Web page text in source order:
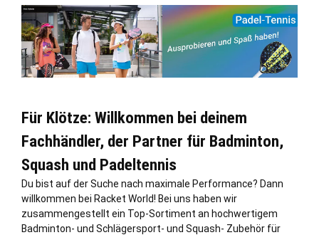
Für Klötze: Willkommen bei deinem
Fachhändler, der Partner für Badminton,
Squash und Padeltennis
Du bist auf der Suche nach maximale Performance? Dann
willkommen bei Racket World! Bei uns haben wir
zusammengestellt ein Top-Sortiment an hochwertigem
Badminton- und Schlägersport- und Squash- Zubehör für